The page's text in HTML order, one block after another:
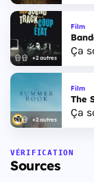
+2 autres
Film
Ça
+2 autres
Film
The
Ça
VÉRIFICATION
Sources